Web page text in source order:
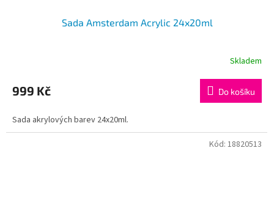
Sada Amsterdam Acrylic 24x20ml
Skladem
999 Kč Do košíku
Sada akrylových barev 24x20ml.
Kód: 18820513